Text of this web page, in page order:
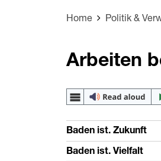
Home Politik &
Arbeiten
Baden ist. Zukunft
Baden ist. Vielfalt